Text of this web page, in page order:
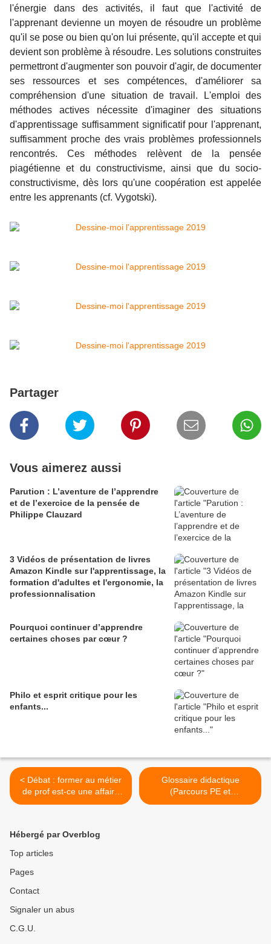
l'énergie dans des activités, il faut que l'activité de
l'apprenant devienne un moyen de résoudre un problème
qu'il se pose ou bien qu'on lui présente, qu'il accepte et qui
devient son problème à résoudre. Les solutions construites
permettront d'augmenter son pouvoir d'agir, de documenter
ses ressources et ses compétences, d'améliorer sa
compréhension d'une situation de travail. L'emploi des
méthodes actives nécessite d'imaginer des situations
d'apprentissage suffisamment significatif pour l'apprenant,
suffisamment proche des vrais problèmes professionnels
rencontrés. Ces méthodes relèvent de la pensée
piagétienne et du constructivisme, ainsi que du socio-
constructivisme, dès lors qu'une coopération est appelée
entre les apprenants (cf. Vygotski).
Partager
Vous aimerez aussi
Parution : L’aventure de l’apprendre
et de l’exercice de la pensée de
Philippe Clauzard
3 Vidéos de présentation de livres
Amazon Kindle sur l'apprentissage, la
formation d'adultes et l'ergonomie, la
professionnalisation
Pourquoi continuer d’apprendre
certaines choses par cœur ?
Philo et esprit critique pour les
enfants...
< Débat : former au métier
de prof est-ce une affaire
impossible ?
Glossaire didactique
(Parcours PE et
Recherches en éducation)
Hébergé par Overblog
Top articles
Pages
Contact
Signaler un abus
C.G.U.